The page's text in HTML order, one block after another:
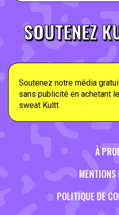
SOUTENEZ
Soutenez notre média
sans publicité en achetant le
sweat Kultt
À
MENTIONS
POLITIQUE DE